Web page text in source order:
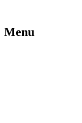
Menu